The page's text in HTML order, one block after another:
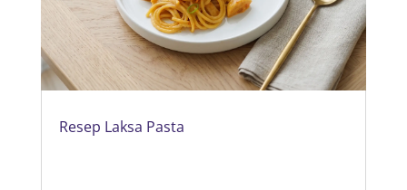
Resep Laksa Pasta